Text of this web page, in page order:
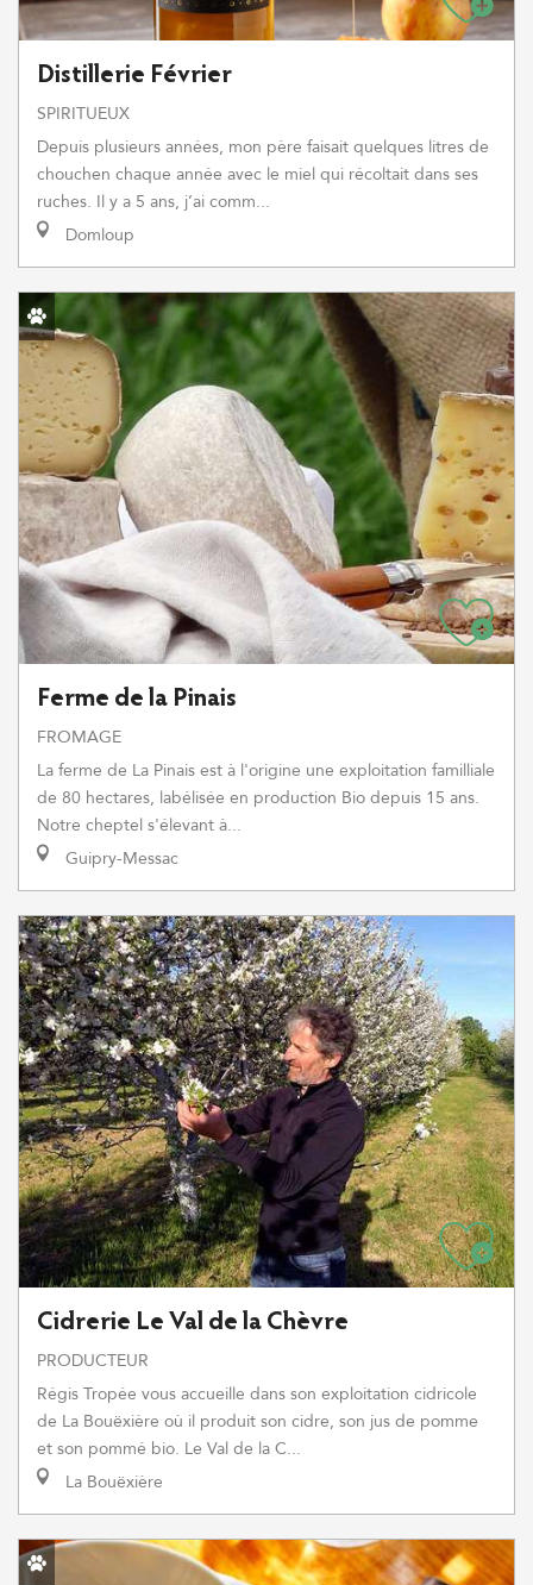
Distillerie Février
SPIRITUEUX
Depuis plusieurs années, mon père faisait quelques litres de
chouchen chaque année avec le miel qui récoltait dans ses
ruches. Il y a 5 ans, j’ai comm...
Domloup
Ferme de la Pinais
FROMAGE
La ferme de La Pinais est à l'origine une exploitation familliale
de 80 hectares, labélisée en production Bio depuis 15 ans.
Notre cheptel s'élevant à...
Guipry-Messac
Cidrerie Le Val de la Chèvre
PRODUCTEUR
Régis Tropée vous accueille dans son exploitation cidricole
de La Bouëxière où il produit son cidre, son jus de pomme
et son pommé bio. Le Val de la C...
La Bouëxière